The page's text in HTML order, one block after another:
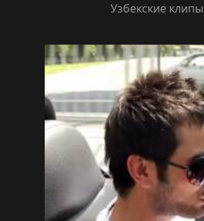
Узбекские клипы